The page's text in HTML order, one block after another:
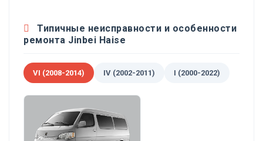
Типичные неисправности и особенности
ремонта Jinbei Haise
VI (2008-2014) IV (2002-2011) I (2000-2022)